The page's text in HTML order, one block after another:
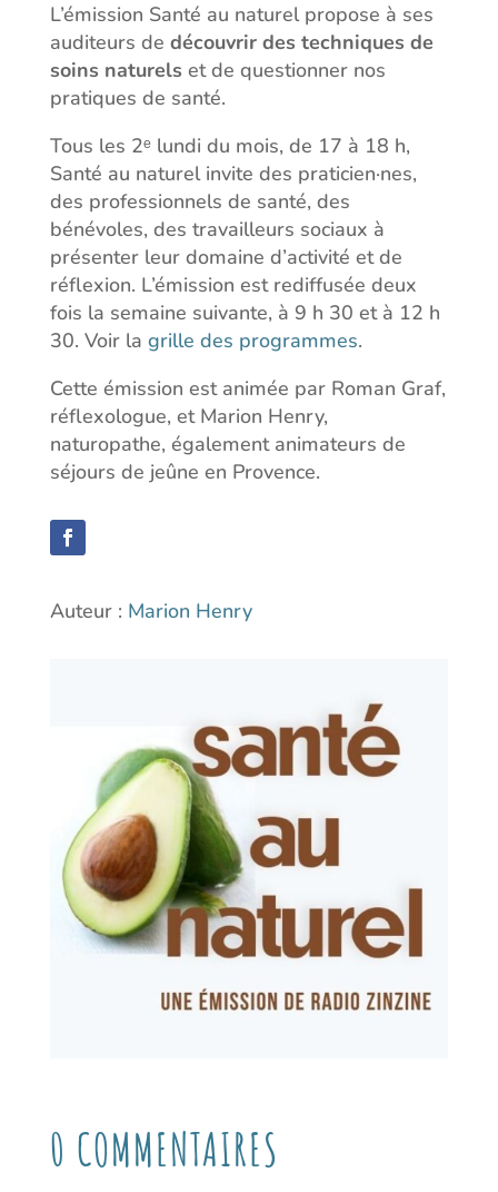
L’émission Santé au naturel propose à ses
auditeurs de découvrir des techniques de
soins naturels et de questionner nos
pratiques de santé.
Tous les 2ᵉ lundi du mois, de 17 à 18 h,
Santé au naturel invite des praticien·nes,
des professionnels de santé, des
bénévoles, des travailleurs sociaux à
présenter leur domaine d’activité et de
réflexion. L’émission est rediffusée deux
fois la semaine suivante, à 9 h 30 et à 12 h
30. Voir la grille des programmes.
Cette émission est animée par Roman Graf,
réflexologue, et Marion Henry,
naturopathe, également animateurs de
séjours de jeûne en Provence.
Auteur : Marion Henry
0 COMMENTAIRES